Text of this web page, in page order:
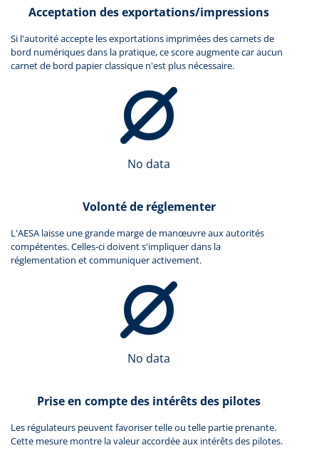
Acceptation des exportations/impressions
Si l'autorité accepte les exportations imprimées des carnets de
bord numériques dans la pratique, ce score augmente car aucun
carnet de bord papier classique n'est plus nécessaire.
No data
Volonté de réglementer
L'AESA laisse une grande marge de manœuvre aux autorités
compétentes. Celles-ci doivent s'impliquer dans la
réglementation et communiquer activement.
No data
Prise en compte des intérêts des pilotes
Les régulateurs peuvent favoriser telle ou telle partie prenante.
Cette mesure montre la valeur accordée aux intérêts des pilotes.